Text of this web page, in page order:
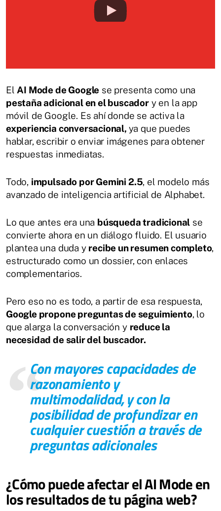
El AI Mode de Google se presenta como una
pestaña adicional en el buscadory en la app
móvil de Google. Es ahí donde se activa la
experiencia conversacional, ya que puedes
hablar, escribir o enviar imágenes para obtener
respuestas inmediatas.
Todo, impulsado por Gemini 2.5, el modelo más
avanzado de inteligencia artificial de Alphabet.
Lo que antes era una búsqueda tradicional se
convierte ahora en un diálogo fluido. El usuario
plantea una duda y recibe un resumen completo,
estructurado como un dossier, con enlaces
complementarios.
Pero eso no es todo, a partir de esa respuesta,
Google propone preguntas de seguimiento, lo
que alarga la conversación y reduce la
necesidad de salir del buscador.
Con mayores capacidades de
razonamiento y
multimodalidad, y con la
posibilidad de profundizar en
cualquier cuestión a través de
preguntas adicionales
¿Cómo puede afectar el AI Mode en
los resultados de tu página web?